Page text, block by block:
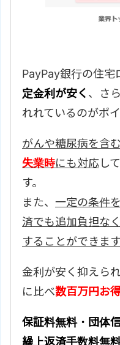
PayPay銀行の住宅
定金利が安く 、さ
れれているのがポイ
がんや糖尿病を含
失業時にも対応し
す。
また、 一定の条件
済でも追加負担な
することができます
金利が安く抑えら
に比べ数百万円お
保証料無料・団体
繰上返済手数料無